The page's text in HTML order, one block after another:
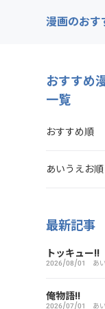
漫画のおす
おすすめ
一覧
おすすめ順
あいうえお順
最新記事
トッキュー!!
2026/08/01 あ
俺物語!!
2026/07/01 あ